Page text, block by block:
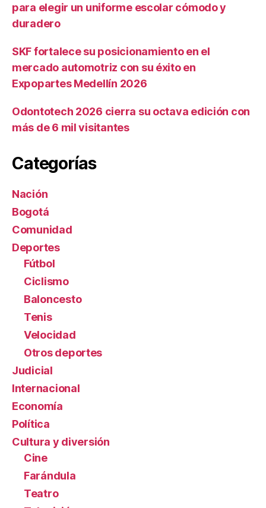
para elegir un uniforme escolar cómodo y
duradero
SKF fortalece su posicionamiento en el
mercado automotriz con su éxito en
Expopartes Medellín 2026
Odontotech 2026 cierra su octava edición con
más de 6 mil visitantes
Categorías
Nación
Bogotá
Comunidad
Deportes
Fútbol
Ciclismo
Baloncesto
Tenis
Velocidad
Otros deportes
Judicial
Internacional
Economía
Política
Cultura y diversión
Cine
Farándula
Teatro